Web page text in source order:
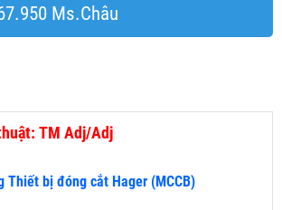
Ms.Châu
TM Adj/Adj
Thiết bị đóng cắt Hager (MCCB)